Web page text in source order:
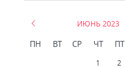
ИЮНЬ 2023
ПН ВТ СР ЧТ ПТ
1 2